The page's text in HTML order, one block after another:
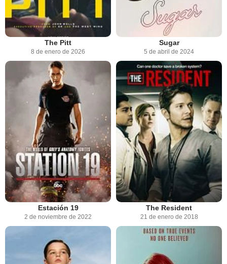
The Pitt
8 de enero de 2026
Sugar
5 de abril de 2024
Estación 19
2 de noviembre de 2022
The Resident
21 de enero de 2018